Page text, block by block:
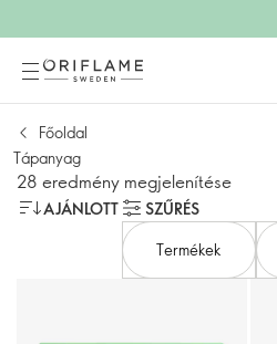
Főoldal
Tápanyag
28 eredmény megjelenítése
AJÁNLOTT
SZŰRÉS
Termékek